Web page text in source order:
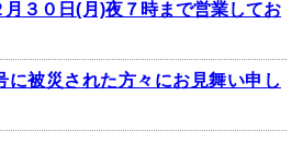
月３０日(月)夜７時まで営業してお
に被災された方々にお見舞い申し